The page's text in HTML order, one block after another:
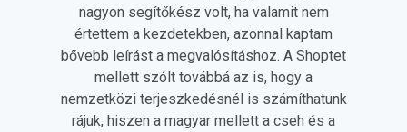
nagyon segítőkész volt, ha valamit nem
értettem a kezdetekben, azonnal kaptam
bővebb leírást a megvalósításhoz. A Shoptet
mellett szólt továbbá az is, hogy a
nemzetközi terjeszkedésnél is számíthatunk
rájuk, hiszen a magyar mellett a cseh és a